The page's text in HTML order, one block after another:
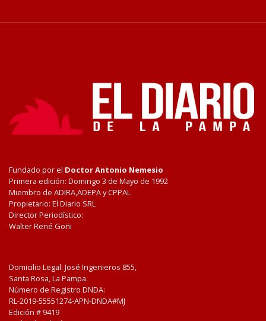
Fundado por el Doctor Antonio Nemesio
Primera edición: Domingo 3 de Mayo de 1992
Miembro de ADIRA,ADEPA y CPPAL
Propietario: El Diario SRL
Director Periodístico:
Walter René Goñi
Domicilio Legal: José Ingenieros 855,
Santa Rosa, La Pampa.
Número de Registro DNDA:
RL-2019-55551274-APN-DNDA#MJ
Edición # 9419